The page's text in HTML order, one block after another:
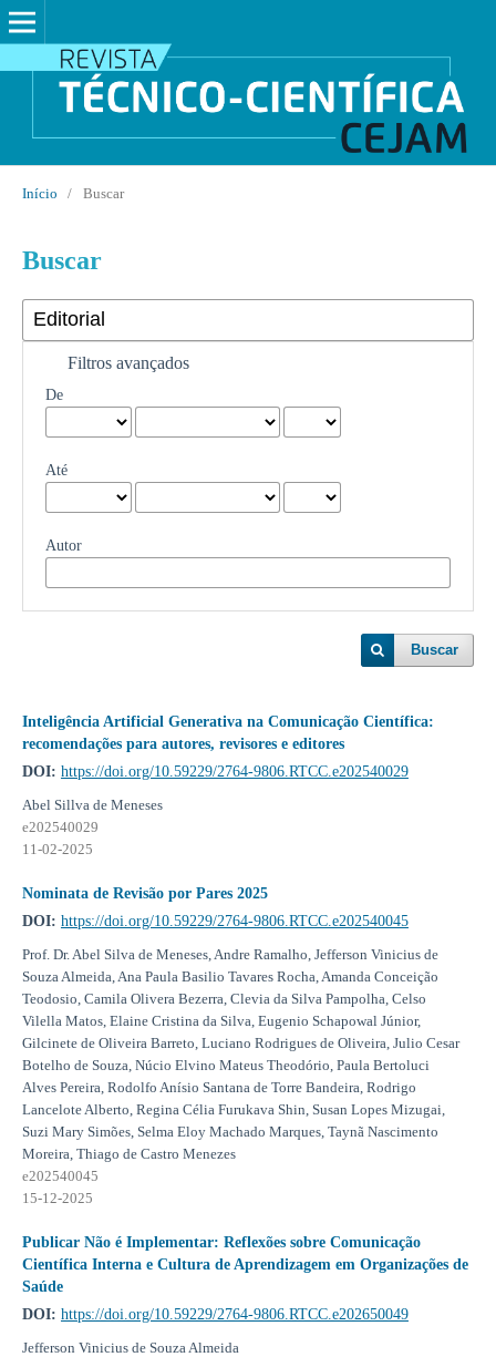
Início / Buscar
Buscar
Filtros avançados
De
Até
Autor
Buscar
Inteligência Artificial Generativa na Comunicação Científica:
recomendações para autores, revisores e editores
DOI: https://doi.org/10.59229/2764-9806.RTCC.e202540029
Abel Sillva de Meneses
e202540029
11-02-2025
Nominata de Revisão por Pares 2025
DOI: https://doi.org/10.59229/2764-9806.RTCC.e202540045
Prof. Dr. Abel Silva de Meneses, Andre Ramalho, Jefferson Vinicius de
Souza Almeida, Ana Paula Basilio Tavares Rocha, Amanda Conceição
Teodosio, Camila Olivera Bezerra, Clevia da Silva Pampolha, Celso
Vilella Matos, Elaine Cristina da Silva, Eugenio Schapowal Júnior,
Gilcinete de Oliveira Barreto, Luciano Rodrigues de Oliveira, Julio Cesar
Botelho de Souza, Núcio Elvino Mateus Theodório, Paula Bertoluci
Alves Pereira, Rodolfo Anísio Santana de Torre Bandeira, Rodrigo
Lancelote Alberto, Regina Célia Furukava Shin, Susan Lopes Mizugai,
Suzi Mary Simões, Selma Eloy Machado Marques, Taynã Nascimento
Moreira, Thiago de Castro Menezes
e202540045
15-12-2025
Publicar Não é Implementar: Reflexões sobre Comunicação
Científica Interna e Cultura de Aprendizagem em Organizações de
Saúde
DOI: https://doi.org/10.59229/2764-9806.RTCC.e202650049
Jefferson Vinicius de Souza Almeida